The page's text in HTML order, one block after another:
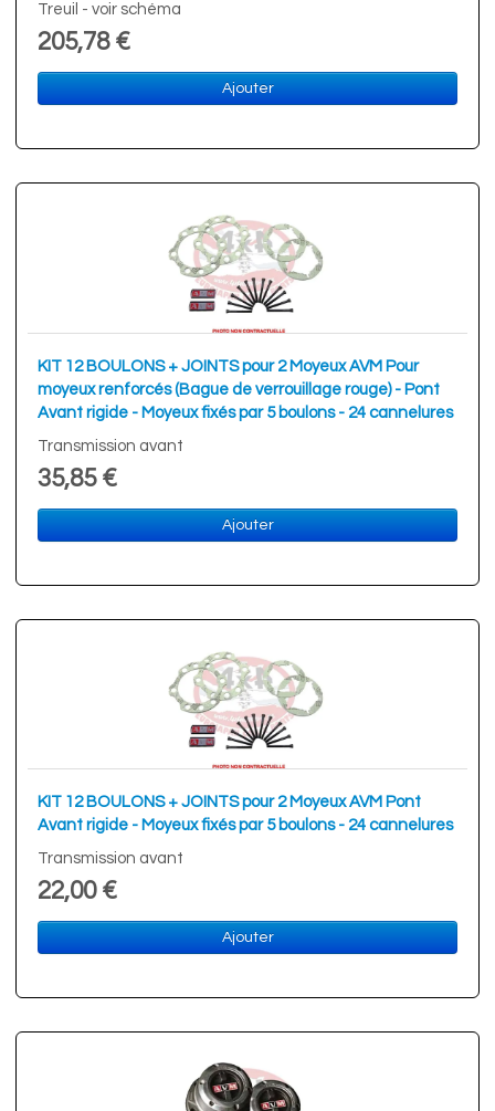
Treuil - voir schéma
205,78 €
Ajouter
KIT 12 BOULONS + JOINTS pour 2 Moyeux AVM Pour
moyeux renforcés (Bague de verrouillage rouge) - Pont
Avant rigide - Moyeux fixés par 5 boulons - 24 cannelures
Transmission avant
35,85 €
Ajouter
KIT 12 BOULONS + JOINTS pour 2 Moyeux AVM Pont
Avant rigide - Moyeux fixés par 5 boulons - 24 cannelures
Transmission avant
22,00 €
Ajouter